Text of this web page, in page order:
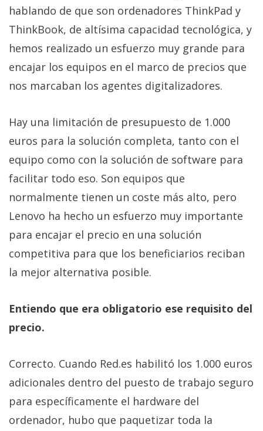
hablando de que son ordenadores ThinkPad y
ThinkBook, de altísima capacidad tecnológica, y
hemos realizado un esfuerzo muy grande para
encajar los equipos en el marco de precios que
nos marcaban los agentes digitalizadores.
Hay una limitación de presupuesto de 1.000
euros para la solución completa, tanto con el
equipo como con la solución de software para
facilitar todo eso. Son equipos que
normalmente tienen un coste más alto, pero
Lenovo ha hecho un esfuerzo muy importante
para encajar el precio en una solución
competitiva para que los beneficiarios reciban
la mejor alternativa posible.
Entiendo que era obligatorio ese requisito del
precio.
Correcto. Cuando Red.es habilitó los 1.000 euros
adicionales dentro del puesto de trabajo seguro
para específicamente el hardware del
ordenador, hubo que paquetizar toda la